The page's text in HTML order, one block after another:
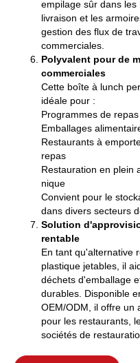
empilage sûr dans
livraison et les
gestion des flux de
commerciales.
Polyvalent pour de
commerciales
Cette boîte à lunch
idéale pour :
Programmes de
Emballages
Restaurants à
repas
Restauration en plein
nique
Convient pour le
dans divers secteurs
Solution
rentable
En tant qu'alternative
plastique jetables, il
déchets d'emballage
durables. Disponible
OEM/ODM, il offre un
pour les restaurants,
sociétés de